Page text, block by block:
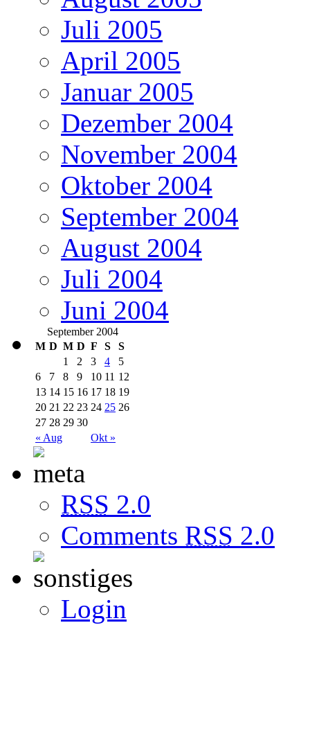
Juli 2005
April 2005
Januar 2005
Dezember 2004
November 2004
Oktober 2004
September 2004
August 2004
Juli 2004
Juni 2004
September 2004
M D M D F S S
« Aug Okt »
1 2 3 4
5
6
7 8 9 10 11 12
13 14 15 16 17 18 19
20 21 22 23 24 25 26
27 28 29 30
RSS 2.0
Comments RSS 2.0
Login